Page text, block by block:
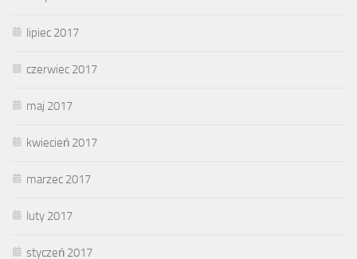
lipiec 2017
czerwiec 2017
maj 2017
kwiecień 2017
marzec 2017
luty 2017
styczeń 2017